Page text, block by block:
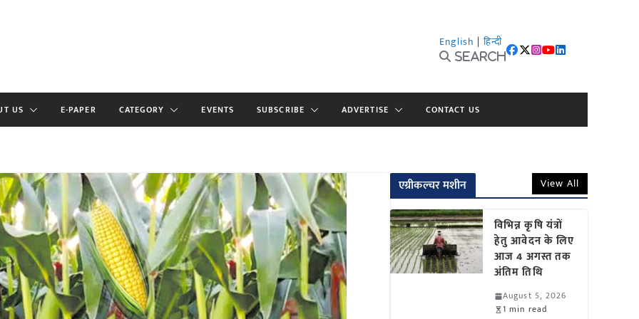
English | हिन्दी
Search
US E-PAPER CATEGORY EVENTS SUBSCRIBE ADVERTISE CONTACT US
एग्रीकल्चर मशीन View All
विभिन्न कृषि यंत्रों
हेतु आवेदन के लिए
आज 4 अगस्त तक
अंतिम तिथि
August 5, 2026
1 min read